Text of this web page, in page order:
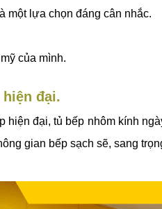
là một lựa chọn đáng cân nhắc.
của mình.
đại.
đại, tủ bếp nhôm kính
gian bếp sạch sẽ, sang